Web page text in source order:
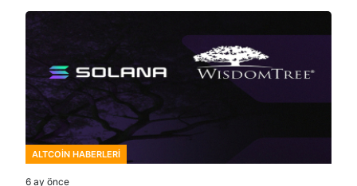
ALTCOIN HABERLERI
6 ay önce